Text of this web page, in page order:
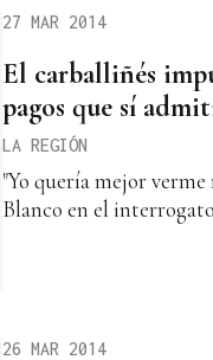
27 MAR 2014
El carballiñés
pagos que sí
LA REGIÓN
"Yo quería mejor
Blanco en el
26 MAR 2014